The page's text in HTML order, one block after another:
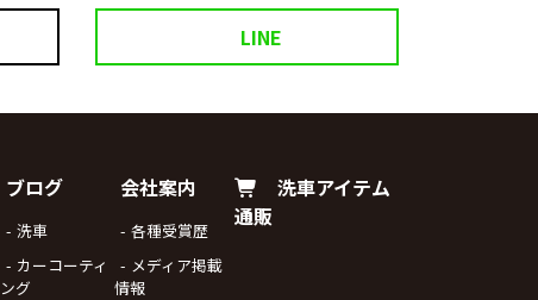
LINE
ブログ
洗車
カーコーティ
ング
会社案内
各種受賞歴
メディア掲載
情報
洗車アイテム
通販